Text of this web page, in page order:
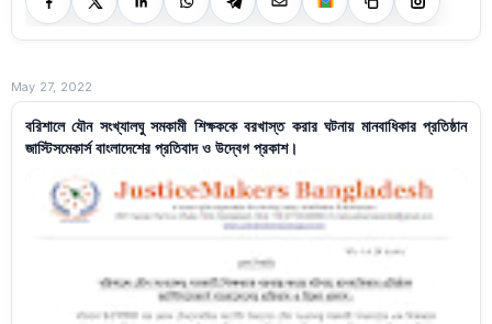
May 27, 2022
বরিশালে যৌন সংখ্যালঘু সমকামী শিক্ষককে বরখাস্ত করার ঘটনায় মানবাধিকার প্রতিষ্ঠান
জাস্টিসমেকার্স বাংলাদেশের প্রতিবাদ ও উদ্বেগ প্রকাশ।